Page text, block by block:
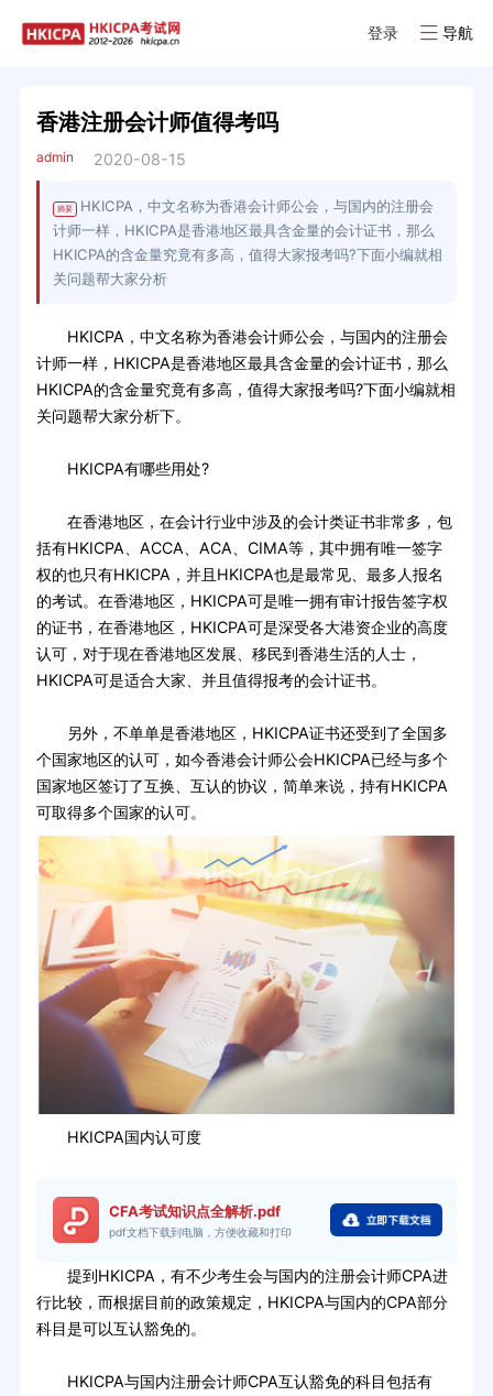
登录 导航
香港注册会计师值得考吗
admin 2020-08-15
摘要
HKICPA，中文名称为香港会计师公会，与国内的注册会
计师一样，HKICPA是香港地区最具含金量的会计证书，那么
HKICPA的含金量究竟有多高，值得大家报考吗?下面小编就相
关问题帮大家分析
HKICPA，中文名称为香港会计师公会，与国内的注册会
计师一样，HKICPA是香港地区最具含金量的会计证书，那么
HKICPA的含金量究竟有多高，值得大家报考吗?下面小编就相
关问题帮大家分析下。
HKICPA有哪些用处?
在香港地区，在会计行业中涉及的会计类证书非常多，包
括有HKICPA、ACCA、ACA、CIMA等，其中拥有唯一签字
权的也只有HKICPA，并且HKICPA也是最常见、最多人报名
的考试。在香港地区，HKICPA可是唯一拥有审计报告签字权
的证书，在香港地区，HKICPA可是深受各大港资企业的高度
认可，对于现在香港地区发展、移民到香港生活的人士，
HKICPA可是适合大家、并且值得报考的会计证书。
另外，不单单是香港地区，HKICPA证书还受到了全国多
个国家地区的认可，如今香港会计师公会HKICPA已经与多个
国家地区签订了互换、互认的协议，简单来说，持有HKICPA
可取得多个国家的认可。
HKICPA国内认可度
CFA考试知识点全解析.pdf
pdf文档下载到电脑，方便收藏和打印
提到HKICPA，有不少考生会与国内的注册会计师CPA进
行比较，而根据目前的政策规定，HKICPA与国内的CPA部分
科目是可以互认豁免的。
HKICPA与国内注册会计师CPA互认豁免的科目包括有